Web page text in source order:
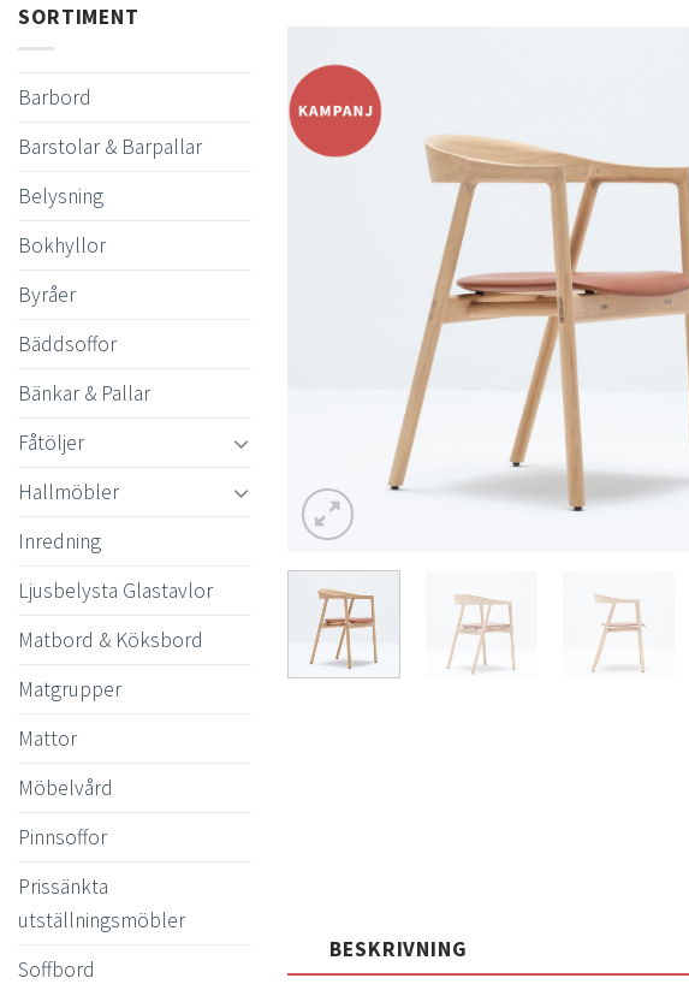
SORTIMENT
Barbord
Barstolar & Barpallar
Belysning
Bokhyllor
Byråer
Bäddsoffor
Bänkar & Pallar
Fåtöljer
Hallmöbler
Inredning
Ljusbelysta Glastavlor
Matbord & Köksbord
Matgrupper
Mattor
Möbelvård
Pinnsoffor
Prissänkta
utställningsmöbler
Soffbord
BESKRIVNING